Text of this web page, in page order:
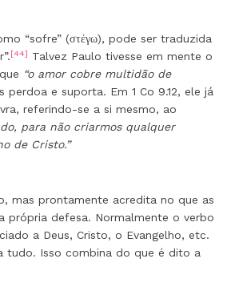
“sofre” (στέγω), pode ser traduzida
[44] Talvez Paulo tivesse em mente o
“o amor cobre multidão de
perdoa e suporta. Em 1 Co 9.12, ele já
referindo-se a si mesmo, ao
para não criarmos qualquer
de Cristo.”
mas prontamente acredita no que as
própria defesa. Normalmente o verbo
a Deus, Cristo, o Evangelho, etc.
tudo. Isso combina do que é dito a